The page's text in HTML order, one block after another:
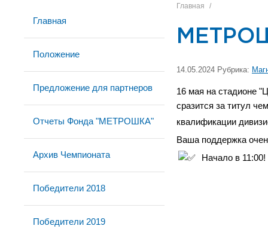
Главная
Положение
Предложение для партнеров
Отчеты Фонда "МЕТРОШКА"
Архив Чемпионата
Победители 2018
Победители 2019
Главная /
14.05.2024 Рубрика:
16 мая на стадионе
сразится за титул
квалификации
Ваша поддержка
Начало в 11:00!